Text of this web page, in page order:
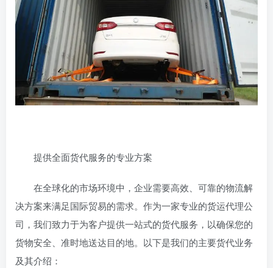
提供全面货代服务的专业方案
在全球化的市场环境中，企业需要高效、可靠的物流解
决方案来满足国际贸易的需求。作为一家专业的货运代理公
司，我们致力于为客户提供一站式的货代服务，以确保您的
货物安全、准时地送达目的地。以下是我们的主要货代业务
及其介绍：